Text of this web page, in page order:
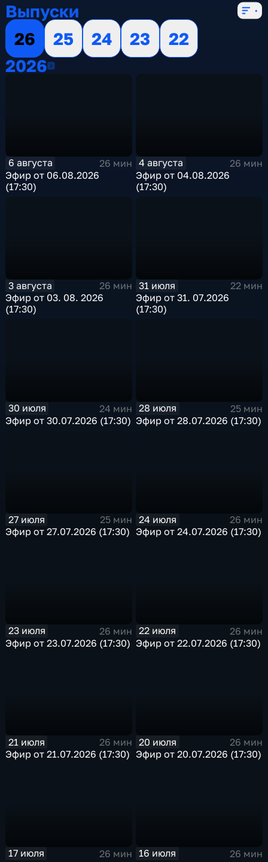
Выпуски
26
25 24 23
22
20262026
6 августа
26 мин
Эфир от 06.08.2026
(17:30)
4 августа
26 мин
Эфир от 04.08.2026
(17:30)
3 августа
26 мин
Эфир от 03. 08. 2026
(17:30)
31 июля
22 мин
Эфир от 31. 07.2026
(17:30)
30 июля
24 мин
Эфир от 30.07.2026 (17:30)
28 июля
25 мин
Эфир от 28.07.2026 (17:30)
27 июля
25 мин
Эфир от 27.07.2026 (17:30)
24 июля
26 мин
Эфир от 24.07.2026 (17:30)
23 июля
26 мин
Эфир от 23.07.2026 (17:30)
22 июля
26 мин
Эфир от 22.07.2026 (17:30)
21 июля
26 мин
Эфир от 21.07.2026 (17:30)
20 июля
26 мин
Эфир от 20.07.2026 (17:30)
17 июля
26 мин
16 июля
26 мин